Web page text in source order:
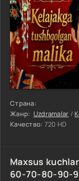
Страна:
Жанр: Uzdramalar /
Качество: 720 HD
Maxsus
60-70-80-90-